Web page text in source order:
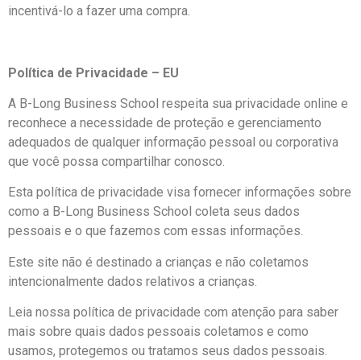
incentivá-lo a fazer uma compra.
Política de Privacidade – EU
A B-Long Business School respeita sua privacidade online e
reconhece a necessidade de proteção e gerenciamento
adequados de qualquer informação pessoal ou corporativa
que você possa compartilhar conosco.
Esta política de privacidade visa fornecer informações sobre
como a B-Long Business School coleta seus dados
pessoais e o que fazemos com essas informações.
Este site não é destinado a crianças e não coletamos
intencionalmente dados relativos a crianças.
Leia nossa política de privacidade com atenção para saber
mais sobre quais dados pessoais coletamos e como
usamos, protegemos ou tratamos seus dados pessoais.